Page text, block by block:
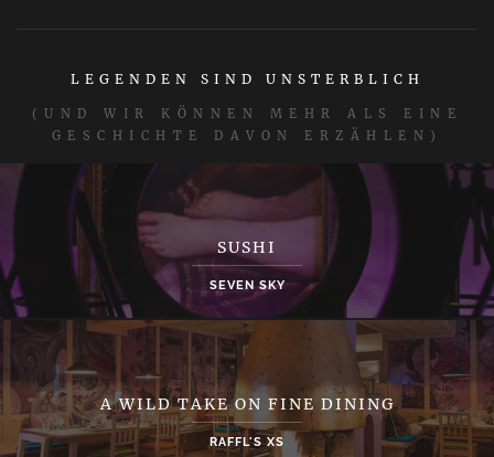
LEGENDEN SIND UNSTERBLICH
(UND WIR KÖNNEN MEHR ALS EINE
GESCHICHTE DAVON ERZÄHLEN)
SUSHI
SEVEN SKY
A WILD TAKE ON FINE DINING
RAFFL'S XS